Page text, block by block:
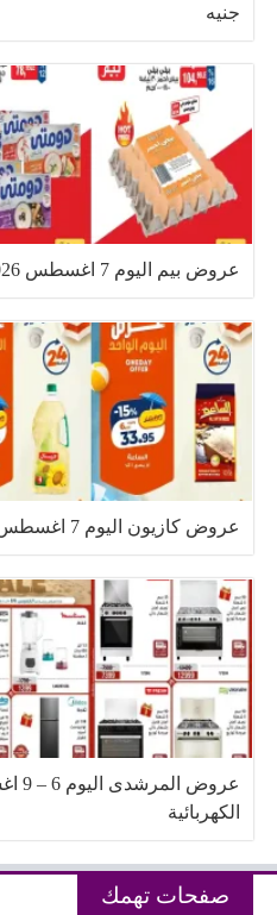
جنيه
عروض بيم اليوم 7 اغسطس 2026
عروض كازيون اليوم 7 اغسطس 2026
الكهربائية
صفحات تهمك